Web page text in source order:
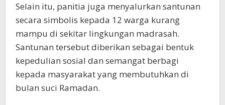
Selain itu, panitia juga menyalurkan santunan
secara simbolis kepada 12 warga kurang
mampu di sekitar lingkungan madrasah.
Santunan tersebut diberikan sebagai bentuk
kepedulian sosial dan semangat berbagi
kepada masyarakat yang membutuhkan di
bulan suci Ramadan.